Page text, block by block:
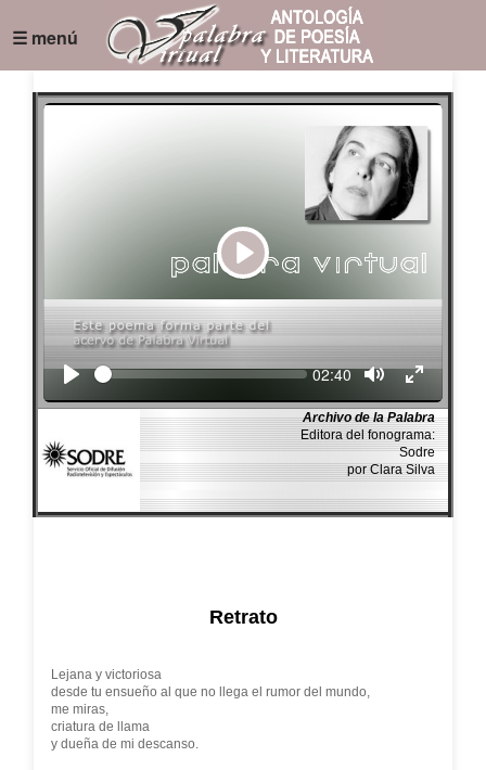
☰ menú
Play
Seek Current
02:40
Archivo de la Palabra
Editora del fonograma:
Sodre
por Clara Silva
Retrato
Lejana y victoriosa
desde tu ensueño al que no llega el rumor del mundo,
me miras,
criatura de llama
y dueña de mi descanso.